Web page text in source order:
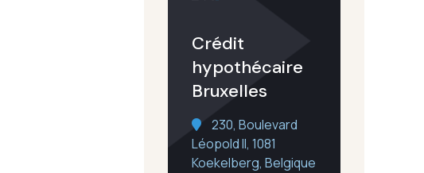
Crédit
hypothécaire
Bruxelles
230, Boulevard
Léopold II, 1081
Koekelberg, Belgique